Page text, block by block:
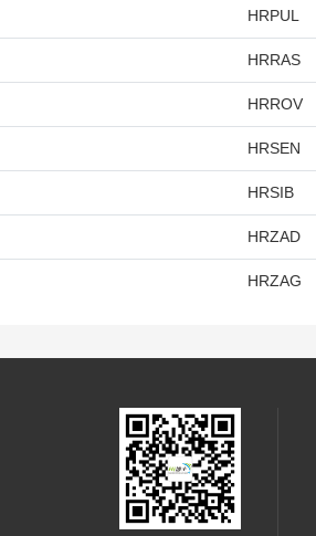
HRPUL
HRRAS
HRROV
HRSEN
HRSIB
HRZAD
HRZAG